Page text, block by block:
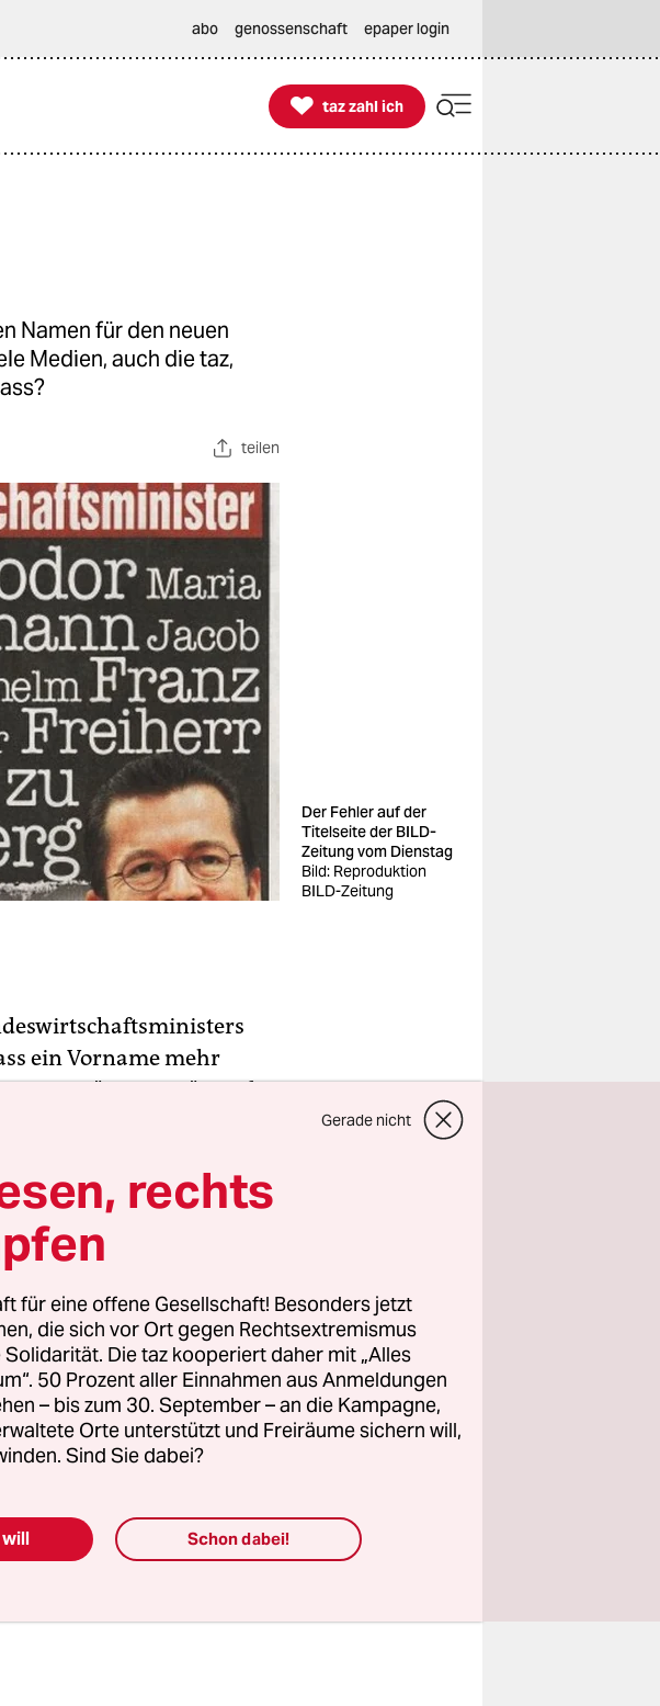
abo genossenschaft epaper login

taz zahl ich
taz zahl ich
Namen für den neuen
Medien, auch die taz,
teilen
Der Fehler auf der
Titelseite der BILD-
Zeitung vom Dienstag
Bild: Reproduktion
BILD-Zeitung
ein Vorname mehr
"Anonym" - und
einfach einen
"Anonym" nun in einem
schreibt "Anonym".
Weder das
Spiegel Online, die
zu wissen, unser neuer
Johann Jacob Philipp
und zu Guttenberg.“
Gerade nicht
rechts
für eine offene Gesellschaft! Besonders jetzt
die sich vor Ort gegen Rechtsextremismus
Solidarität. Die taz kooperiert daher mit „Alles
50 Prozent aller Einnahmen aus Anmeldungen
– bis zum 30. September – an die Kampagne,
Orte unterstützt und Freiräume sichern will,
Sind Sie dabei?
Schon dabei!